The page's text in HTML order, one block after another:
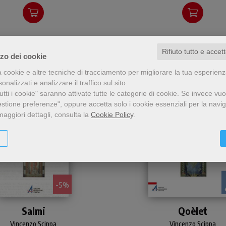
dei cookie
Rifiuto tutto e
cookie e altre tecniche di tracciamento per migliorare la tua
e analizzare il traffico sul sito.
i cookie" saranno attivate tutte le categorie di cookie. Se invece
preferenze", oppure accetta solo i cookie essenziali per la
dettagli, consulta la Cookie Policy.
- 5%
dei tredici salmi
più utilizzati dalla chiesa
Salmi
Vincenzo Scippa
all'affascinante e
misterioso libro del Qoèlet
Qoèlet
Vincenzo Scippa